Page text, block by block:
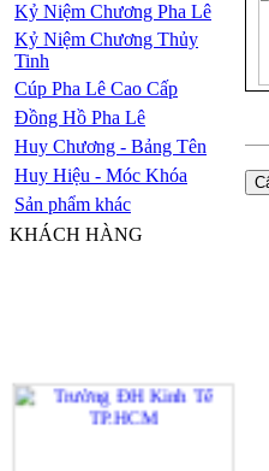
Kỷ Niệm Chương Pha Lê
Kỷ Niệm Chương Thủy
Tinh
Cúp Pha Lê Cao Cấp
Đồng Hồ Pha Lê
Huy Chương - Bảng Tên
Huy Hiệu - Móc Khóa
Sản phẩm khác
KHÁCH HÀNG